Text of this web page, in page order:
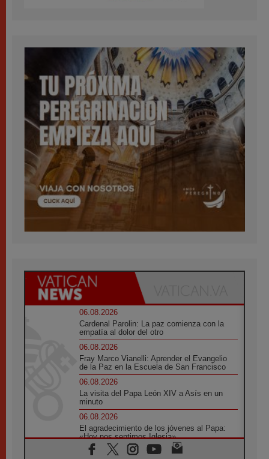
06.08.2026
Cardenal Parolin: La paz comienza con la
empatía al dolor del otro
06.08.2026
Fray Marco Vianelli: Aprender el Evangelio
de la Paz en la Escuela de San Francisco
06.08.2026
La visita del Papa León XIV a Asís en un
minuto
06.08.2026
El agradecimiento de los jóvenes al Papa:
«Hoy nos sentimos Iglesia»
06.08.2026